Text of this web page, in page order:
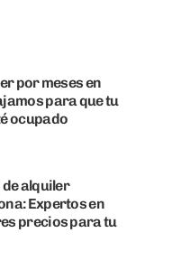
por meses en
para que tu
ocupado
de alquiler
Expertos en
precios para tu